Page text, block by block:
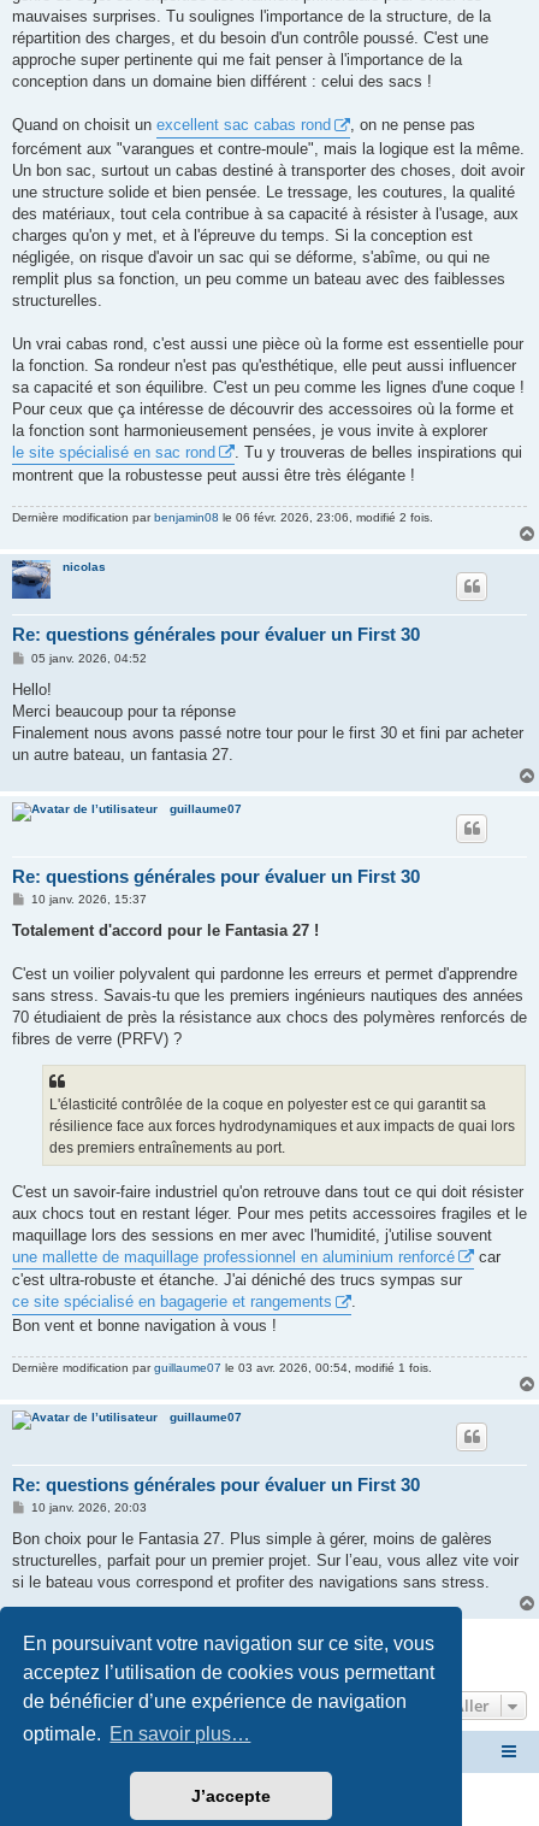
En poursuivant votre navigation sur ce site, vous
acceptez l’utilisation de cookies vous permettant
de bénéficier d’une expérience de navigation
optimale. En savoir plus…
J’accepte
mauvaises surprises. Tu soulignes l'importance de la structure, de la
répartition des charges, et du besoin d'un contrôle poussé. C'est une
approche super pertinente qui me fait penser à l'importance de la
conception dans un domaine bien différent : celui des sacs !
Quand on choisit un excellent sac cabas rond
, on ne pense pas
forcément aux "varangues et contre-moule", mais la logique est la même.
Un bon sac, surtout un cabas destiné à transporter des choses, doit avoir
une structure solide et bien pensée. Le tressage, les coutures, la qualité
des matériaux, tout cela contribue à sa capacité à résister à l'usage, aux
charges qu'on y met, et à l'épreuve du temps. Si la conception est
négligée, on risque d'avoir un sac qui se déforme, s'abîme, ou qui ne
remplit plus sa fonction, un peu comme un bateau avec des faiblesses
structurelles.
Un vrai cabas rond, c'est aussi une pièce où la forme est essentielle pour
la fonction. Sa rondeur n'est pas qu'esthétique, elle peut aussi influencer
sa capacité et son équilibre. C'est un peu comme les lignes d'une coque !
Pour ceux que ça intéresse de découvrir des accessoires où la forme et
la fonction sont harmonieusement pensées, je vous invite à explorer
le site spécialisé en sac rond
. Tu y trouveras de belles inspirations qui
montrent que la robustesse peut aussi être très élégante !
Dernière modification parbenjamin08 le 06 févr. 2026, 23:06, modifié 2 fois.
nicolas
Re: questions générales pour évaluer un First 30
M
s
a
g
05 janv. 2026, 04:52
Hello!
Merci beaucoup pour ta réponse
Finalement nous avons passé notre tour pour le first 30 et fini par acheter
un autre bateau, un fantasia 27.
guillaume07
Re: questions générales pour évaluer un First 30
M
s
g
10 janv. 2026, 15:37
Totalement d'accord pour le Fantasia 27 !
C'est un voilier polyvalent qui pardonne les erreurs et permet d'apprendre
sans stress. Savais-tu que les premiers ingénieurs nautiques des années
70 étudiaient de près la résistance aux chocs des polymères renforcés de
fibres de verre (PRFV) ?
L'élasticité contrôlée de la coque en polyester est ce qui garantit sa
résilience face aux forces hydrodynamiques et aux impacts de quai lors
des premiers entraînements au port.
C'est un savoir-faire industriel qu'on retrouve dans tout ce qui doit résister
aux chocs tout en restant léger. Pour mes petits accessoires fragiles et le
maquillage lors des sessions en mer avec l'humidité, j'utilise souvent
une mallette de maquillage professionnel en aluminium renforcé
car
c'est ultra-robuste et étanche. J'ai déniché des trucs sympas sur
ce site spécialisé en bagagerie et rangements
.
Bon vent et bonne navigation à vous !
Dernière modification parguillaume07 le 03 avr. 2026, 00:54, modifié 1 fois.
guillaume07
Re: questions générales pour évaluer un First 30
M
s
a
g
10 janv. 2026, 20:03
Bon choix pour le Fantasia 27. Plus simple à gérer, moins de galères
structurelles, parfait pour un premier projet. Sur l’eau, vous allez vite voir
si le bateau vous correspond et profiter des navigations sans stress.
Répondre
13 messages • Page1 sur 1
Aller
Développé parphpBB® Forum Software © phpBB Limited
Traduction française officielle©